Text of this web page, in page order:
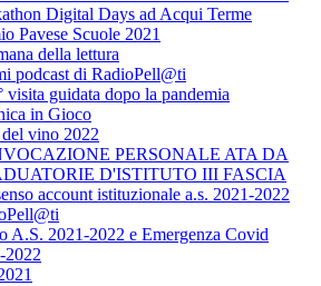
Digital Days ad Acqui Terme
Pavese Scuole 2021
della lettura
podcast di RadioPell@ti
visita guidata dopo la pandemia
in Gioco
vino 2022
PERSONALE ATA DA
D'ISTITUTO III FASCIA
account istituzionale a.s. 2021-2022
A.S. 2021-2022 e Emergenza Covid
2022